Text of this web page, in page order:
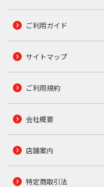
ご利用ガイド
サイトマップ
ご利用規約
会社概要
店舗案内
特定商取引法